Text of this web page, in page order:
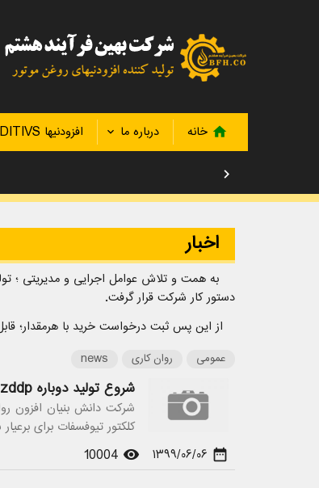
home خانه درباره ما افزودنیها ADDITIVS
chevron_right
اخبار
دستور کار شرکت قرار گرفت.
از این پس ثبت درخواست خرید با
عمومی روان کاری news
شروع تولید دوباره zddp
کلکتور تیوفسفات برای
date_range
visibility